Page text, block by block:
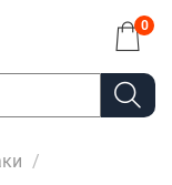
0